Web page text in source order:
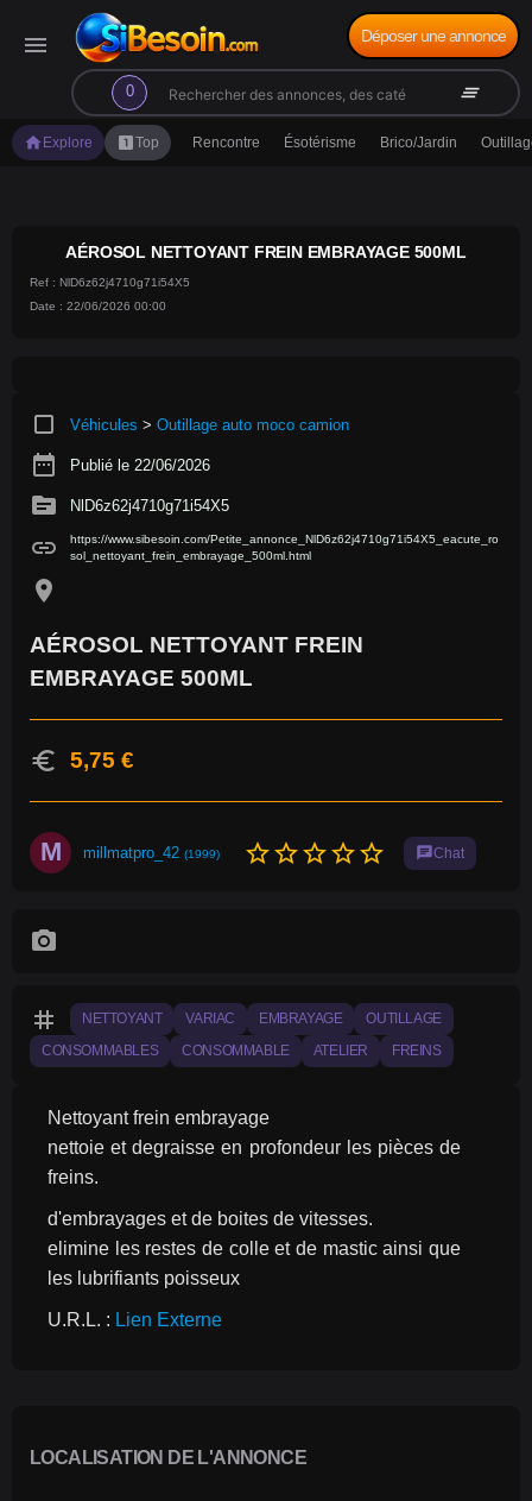
menu
0
search clear_all
Déposer une annonce
home Explore looks_oneTop Rencontre Ésotérisme Brico/Jardin
AÉROSOL NETTOYANT FREIN EMBRAYAGE 500ML
Ref : NlD6z62j4710g71i54X5
Date : 22/06/2026 00:00
crop_square Véhicules > Outillage auto moco camion
date_range Publié le 22/06/2026
source NlD6z62j4710g71i54X5
link
https://www.sibesoin.com/Petite_annonce_NlD6z62j4710g71i54X5_eacute_ro
sol_nettoyant_frein_embrayage_500ml.html
location_on
AÉROSOL NETTOYANT FREIN
EMBRAYAGE 500ML
euro 5,75 €
M millmatpro_42 (1999) star_borderstar_borderstar_borderstar_borderstar_border chatChat
photo_camera
tag NETTOYANT VARIAC EMBRAYAGE OUTILLAGE
CONSOMMABLES CONSOMMABLE ATELIER FREINS
Nettoyant frein embrayage
nettoie et degraisse en profondeur les pièces de
freins.
d'embrayages et de boites de vitesses.
elimine les restes de colle et de mastic ainsi que
les lubrifiants poisseux
U.R.L. : Lien Externe
LOCALISATION DE L'ANNONCE